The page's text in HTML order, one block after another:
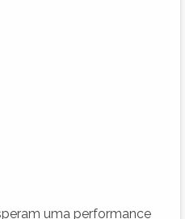
uma performance